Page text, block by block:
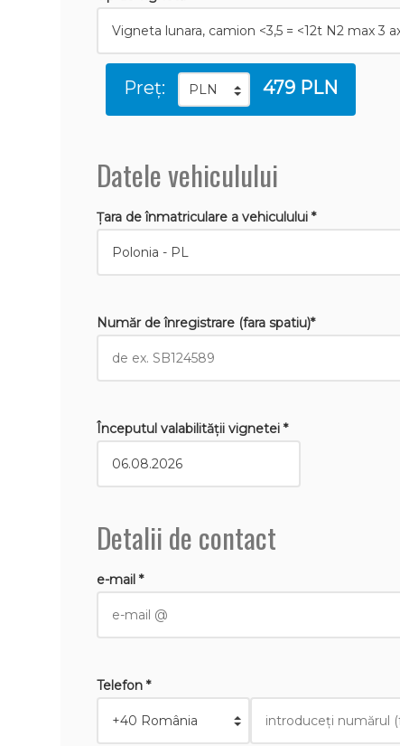
Preț: 479 PLN
Datele vehiculului
Țara de înmatriculare a vehiculului *
Număr de înregistrare (fara spatiu)*
Începutul valabilităţii vignetei *
Detalii de contact
e-mail *
Telefon *